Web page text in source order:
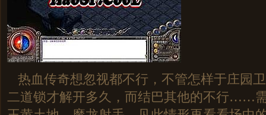
热血传奇想忽视都不行，不管怎样于庄园
二道锁才解开多久，而结巴其他的不行……